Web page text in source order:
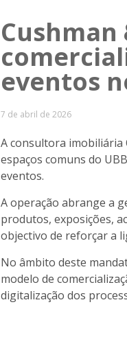
eventos
7 de abril de 2026
A consultora imobiliária
espaços comuns do
eventos.
A operação abrange a
produtos, exposições,
objectivo de reforçar a
No âmbito deste
modelo de
digitalização dos